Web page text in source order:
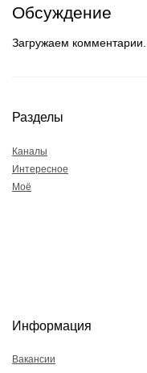
Обсуждение
Загружаем комментарии...
Разделы
Каналы
Интересное
Моё
Информация
Вакансии